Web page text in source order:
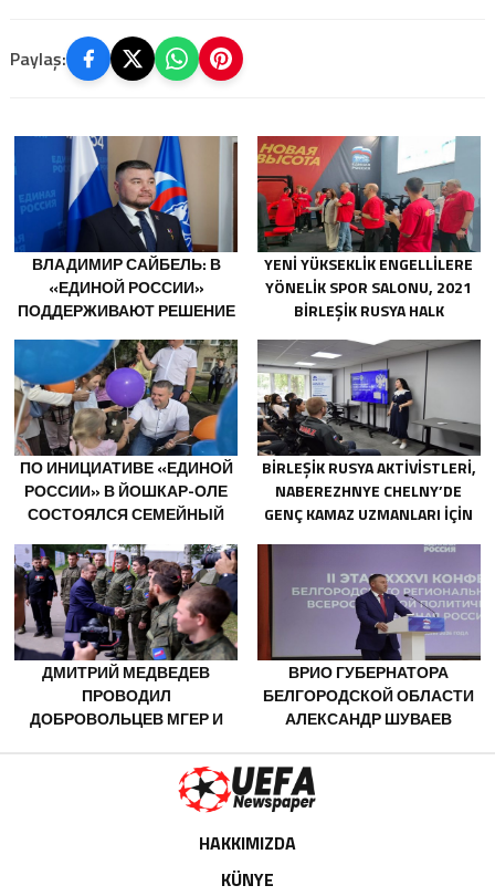
Paylaş:
ВЛАДИМИР САЙБЕЛЬ: В
«ЕДИНОЙ РОССИИ»
ПОДДЕРЖИВАЮТ РЕШЕНИЕ
БЫВШИХ УЧАСТНИКОВ СВО
ПОЛУЧЕНИЕ
СОЦКОНТРАКТА
YENI YÜKSEKLIK ENGELLILERE
YÖNELIK SPOR SALONU, 2021
BIRLEŞIK RUSYA HALK
SARATOV’DA AÇILDI
ПО ИНИЦИАТИВЕ «ЕДИНОЙ
РОССИИ» В ЙОШКАР-ОЛЕ
СОСТОЯЛСЯ СЕМЕЙНЫЙ
BIRLEŞIK RUSYA AKTIVISTLERI,
NABEREZHNYE CHELNY’DE
GENÇ KAMAZ UZMANLARI IÇIN
ДМИТРИЙ МЕДВЕДЕВ
ПРОВОДИЛ
ДОБРОВОЛЬЦЕВ МГЕР И
ВРИО ГУБЕРНАТОРА
БЕЛГОРОДСКОЙ ОБЛАСТИ
АЛЕКСАНДР ШУВАЕВ
РЕГОТДЕЛЕНИЯ «ЕДИНОЙ
HAKKIMIZDA
KÜNYE